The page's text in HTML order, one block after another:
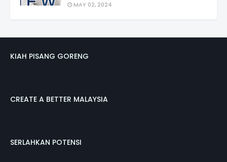
MAY 02, 2024
KIAH PISANG GORENG
CREATE A BETTER MALAYSIA
SERLAHKAN POTENSI